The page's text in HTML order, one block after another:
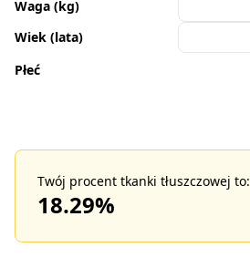
Waga (kg)
Wiek (lata)
Płeć
Twój procent tkanki tłuszczowej to:
18.29%